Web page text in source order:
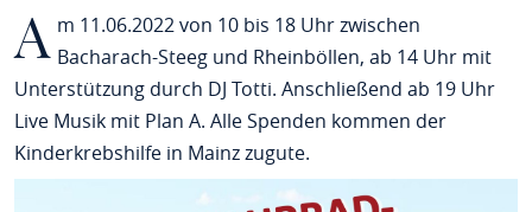
A m 11.06.2022 von 10 bis 18 Uhr zwischen
Bacharach-Steeg und Rheinböllen, ab 14 Uhr mit
Unterstützung durch DJ Totti. Anschließend ab 19 Uhr
Live Musik mit Plan A. Alle Spenden kommen der
Kinderkrebshilfe in Mainz zugute.